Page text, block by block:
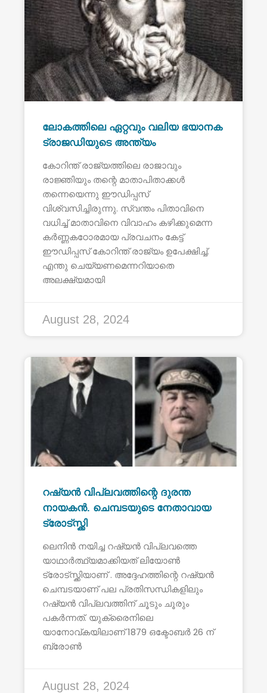
ലോകത്തിലെ ഏറ്റവും വലിയ ഭയാനക
ട്രാജഡിയുടെ അന്ത്യം
കോറിന്ത് രാജ്യത്തിലെ രാജാവും
രാജ്ഞിയും തന്റെ മാതാപിതാക്കൾ
തന്നെയെന്നു ഈഡിപ്പസ്
വിശ്വസിച്ചിരുന്നു. സ്വന്തം പിതാവിനെ
വധിച്ച് മാതാവിനെ വിവാഹം കഴിക്കുമെന്ന
കർണ്ണകഠോരമായ പ്രവചനം കേട്ട്
ഈഡിപ്പസ് കോറിന്ത് രാജ്യം ഉപേക്ഷിച്ച്.
എന്തു ചെയ്യണമെന്നറിയാതെ
അലക്ഷ്യമായി
August 28, 2024
റഷ്യൻ വിപ്ലവത്തിന്റെ ദുരന്ത
നായകൻ. ചെമ്പടയുടെ നേതാവായ
ട്രോട്സ്ക്കി
ലെനിൻ നയിച്ച റഷ്യൻ വിപ്ലവത്തെ
യാഥാർത്ഥ്യമാക്കിയത് ലിയോൺ
ട്രോട്സ്ക്കിയാണ് . അദ്ദേഹത്തിന്റെ റഷ്യൻ
ചെമ്പടയാണ് പല പ്രതിസന്ധികളിലും
റഷ്യൻ വിപ്ലവത്തിന് ചൂടും ചൂരും
പകർന്നത്. യുക്രൈനിലെ
യാനോവ്കയിലാണ് 1879 ഒക്ടോബർ 26 ന്
ബ്രോൺ
August 28, 2024